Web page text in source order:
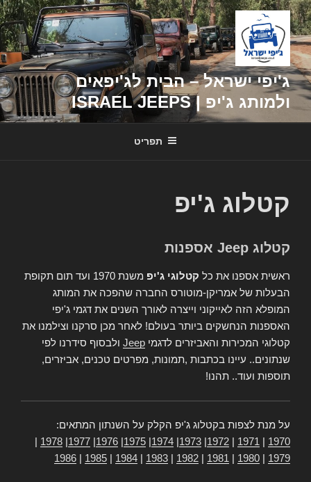
דילוג
לתוכן
ג'יפי ישראל – הבית לג'יפאים
ולמותג ג'יפ | ISRAEL JEEPS
תפריט
קטלוג ג'יפ
קטלוג Jeep אספנות
ראשית אספנו את כל קטלוגי ג'יפ
משנת 1970 ועד תום תקופת
הבעלות של אמריקן-מוטורס החברה שהפכה את המותג
המופלא הזה לאייקוני וייצרה לאורך השנים את דגמי ג'יפי
האספנות הנחשקים ביותר בעולם! לאחר מכן סרקנו וצילמנו את
קטלוגי המכירות והאביזרים לדגמי Jeep ולבסוף סידרנו לפי
שנתונים.. עיינו בכתבות ,תמונות, מפרטים טכנים, אביזרים,
תוספות ועוד.. תהנו!
על מנת לצפות בקטלוג ג'יפ הקלק על השנתון המתאים:
1970
1971
1972
1973
1974
1975
1976
1977
1978
1979
1980
1981
1982
1983
1984
1985
1986